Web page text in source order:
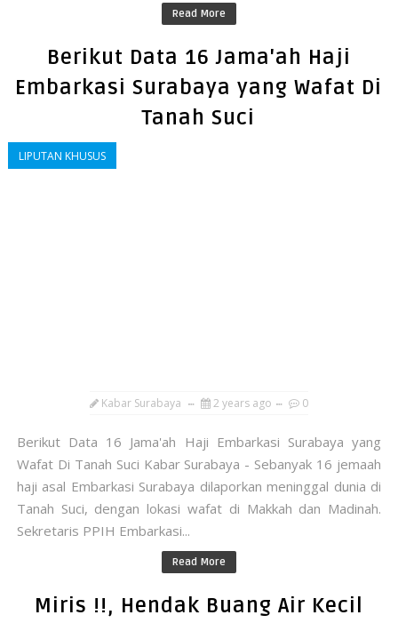
Read More
Berikut Data 16 Jama'ah Haji
Embarkasi Surabaya yang Wafat Di
Tanah Suci
LIPUTAN KHUSUS
Kabar Surabaya 2 years ago 0
Berikut Data 16 Jama'ah Haji Embarkasi Surabaya yang
Wafat Di Tanah Suci Kabar Surabaya - Sebanyak 16 jemaah
haji asal Embarkasi Surabaya dilaporkan meninggal dunia di
Tanah Suci, dengan lokasi wafat di Makkah dan Madinah.
Sekretaris PPIH Embarkasi...
Read More
Miris !!, Hendak Buang Air Kecil